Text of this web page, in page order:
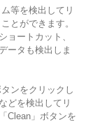
等を検出してリ
とができます。
ョートカット、
ータも検出しま
ンをクリックし
どを検出してリ
Clean」ボタンを